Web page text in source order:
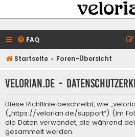
FAQ
Startseite Foren-Übersicht
velorian.de -
Diese Richtlinie beschreibt, wie
(„https://velorian.de/support“) (im
die Daten verwendet, die während
gesammelt werden.